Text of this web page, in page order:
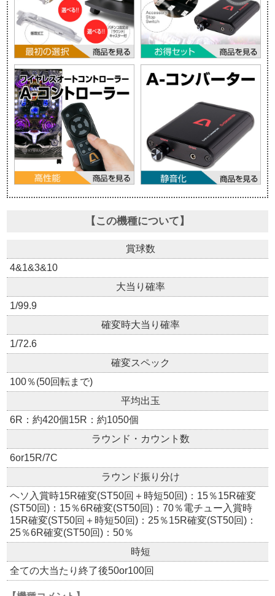
【この機種について】
賞球数
4&1&3&10
大当り確率
1/99.9
確変時大当り確率
1/72.6
確変スペック
100％(50回転まで)
平均出玉
6R：約420個15R：約1050個
ラウンド・カウント数
6or15R/7C
ラウンド振り分け
ヘソ入賞時15R確変(ST50回＋時短50回)：15％15R確変
(ST50回)：15％6R確変(ST50回)：70％電チュー入賞時
15R確変(ST50回＋時短50回)：25％15R確変(ST50回)：
25％6R確変(ST50回)：50％
時短
全ての大当たり終了後50or100回